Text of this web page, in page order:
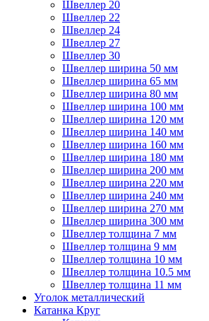
Швеллер 20
Швеллер 22
Швеллер 24
Швеллер 27
Швеллер 30
Швеллер ширина 50 мм
Швеллер ширина 65 мм
Швеллер ширина 80 мм
Швеллер ширина 100 мм
Швеллер ширина 120 мм
Швеллер ширина 140 мм
Швеллер ширина 160 мм
Швеллер ширина 180 мм
Швеллер ширина 200 мм
Швеллер ширина 220 мм
Швеллер ширина 240 мм
Швеллер ширина 270 мм
Швеллер ширина 300 мм
Швеллер толщина 7 мм
Швеллер толщина 9 мм
Швеллер толщина 10 мм
Швеллер толщина 10.5 мм
Швеллер толщина 11 мм
Уголок металлический
Катанка Круг